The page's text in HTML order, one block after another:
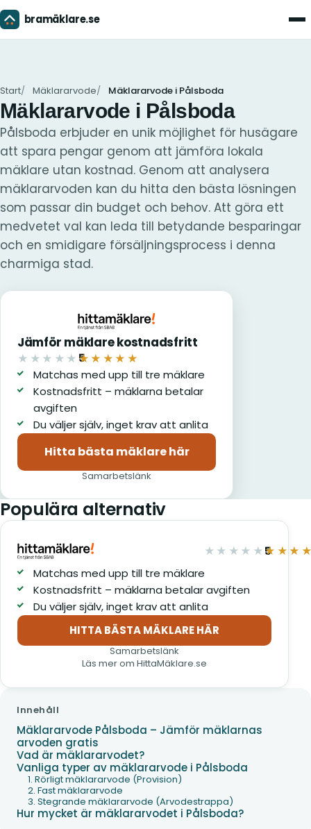
bramäklare.se
Start Mäklararvode Mäklararvode i Pålsboda
Mäklararvode i Pålsboda
Pålsboda erbjuder en unik möjlighet för husägare
att spara pengar genom att jämföra lokala
mäklare utan kostnad. Genom att analysera
mäklararvoden kan du hitta den bästa lösningen
som passar din budget och behov. Att göra ett
medvetet val kan leda till betydande besparingar
och en smidigare försäljningsprocess i denna
charmiga stad.
Jämför mäklare kostnadsfritt
★★★★★ ★★★★★
5
av 5
Matchas med upp till tre mäklare
Kostnadsfritt – mäklarna betalar
avgiften
Du väljer själv, inget krav att anlita
Hitta bästa mäklare här
(öppnas i nytt fönster)
Samarbetslänk
Populära alternativ
★★★★★5
av 5
Matchas med upp till tre mäklare
Kostnadsfritt – mäklarna betalar avgiften
Du väljer själv, inget krav att anlita
HITTA BÄSTA MÄKLARE HÄR
(öppnas i nytt fönster)
Samarbetslänk
Läs mer om HittaMäklare.se
Innehåll
Mäklararvode Pålsboda – Jämför mäklarnas
arvoden gratis
Vad är mäklararvodet?
Vanliga typer av mäklararvode i Pålsboda
1. Rörligt mäklararvode (Provision)
2. Fast mäklararvode
3. Stegrande mäklararvode (Arvodestrappa)
Hur mycket är mäklararvodet i Pålsboda?